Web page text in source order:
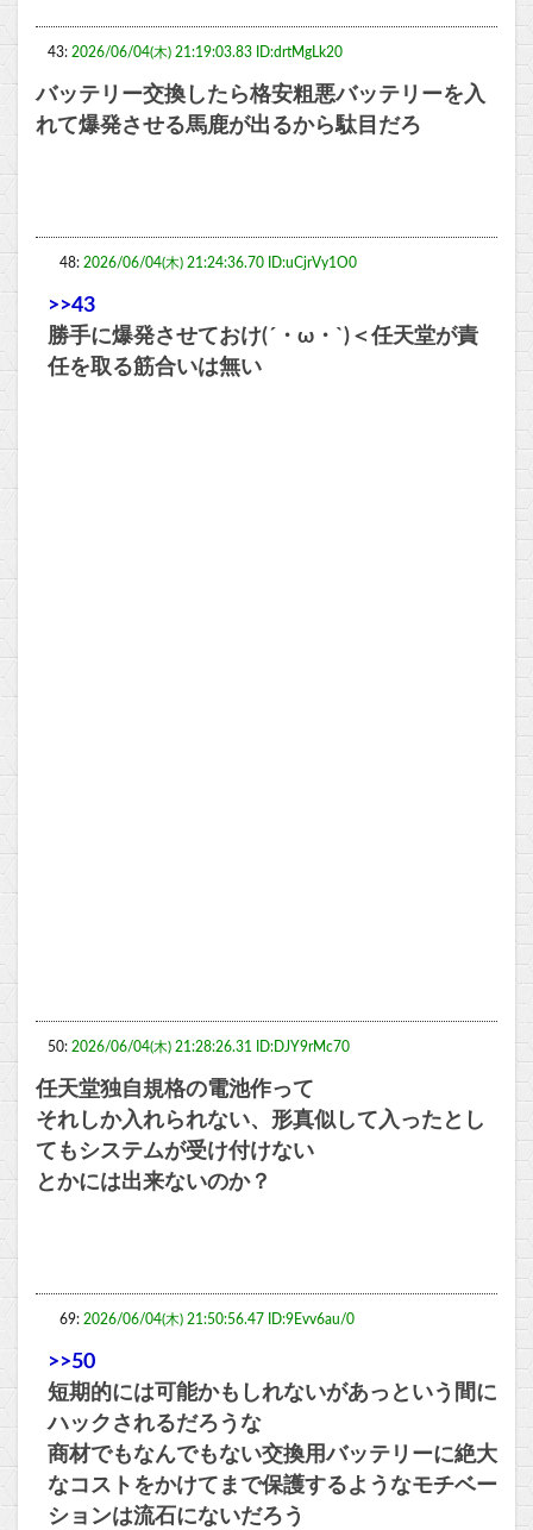
43: 2026/06/04(木) 21:19:03.83 ID:drtMgLk20
バッテリー交換したら格安粗悪バッテリーを入
れて爆発させる馬鹿が出るから駄目だろ
48: 2026/06/04(木) 21:24:36.70 ID:uCjrVy1O0
>>43
勝手に爆発させておけ(´・ω・`)＜任天堂が責
任を取る筋合いは無い
50: 2026/06/04(木) 21:28:26.31 ID:DJY9rMc70
任天堂独自規格の電池作って
それしか入れられない、形真似して入ったとし
てもシステムが受け付けない
とかには出来ないのか？
69: 2026/06/04(木) 21:50:56.47 ID:9Evv6au/0
>>50
短期的には可能かもしれないがあっという間に
ハックされるだろうな
商材でもなんでもない交換用バッテリーに絶大
なコストをかけてまで保護するようなモチベー
ションは流石にないだろう